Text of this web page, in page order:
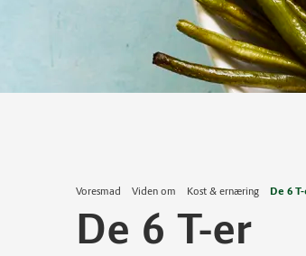
Voresmad Viden om Kost & ernæring De 6
De 6 T-er